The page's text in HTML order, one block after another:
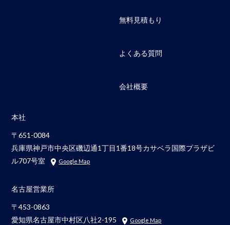
無料見積もり
よくある質問
会社概要
本社
〒651-0084
兵庫県神戸市中央区磯辺通1丁目1番18号カサベラ国際プラザビ
ル707号室
Google Map
名古屋営業所
〒453-0863
愛知県名古屋市中村区八社2-195
Google Map